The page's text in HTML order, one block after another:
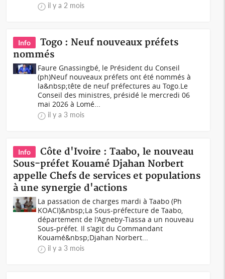
il y a 2 mois
Info
Togo : Neuf nouveaux préfets
nommés
Faure Gnassingbé, le Président du Conseil
(ph)Neuf nouveaux préfets ont été nommés à
la&nbsp;tête de neuf préfectures au Togo.Le
Conseil des ministres, présidé le mercredi 06
mai 2026 à Lomé...
il y a 3 mois
Info
Côte d'Ivoire : Taabo, le nouveau
Sous-préfet Kouamé Djahan Norbert
appelle Chefs de services et populations
à une synergie d'actions
La passation de charges mardi à Taabo (Ph
KOACI)&nbsp;La Sous-préfecture de Taabo,
département de l'Agneby-Tiassa a un nouveau
Sous-préfet. Il s'agit du Commandant
Kouamé&nbsp;Djahan Norbert...
il y a 3 mois